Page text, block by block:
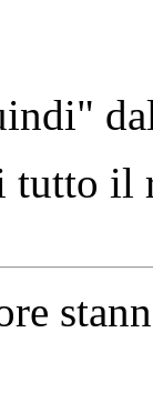
tutto il